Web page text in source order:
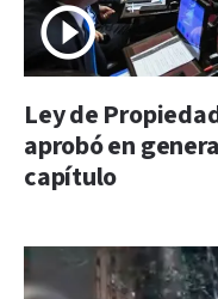
Ley de
aprobó en
capítulo